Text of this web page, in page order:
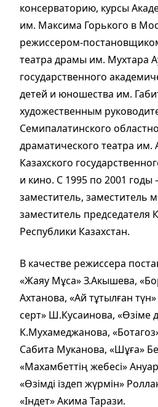
консерваторию, курсы
им. Максима Горького в
режиссером-
театра драмы им. Мухтара
государственного
детей и юношества им.
художественным
Семипалатинского
драматического театра им.
Казахского
и кино. С 1995 по 2001 годы
заместитель, заместитель
заместитель председателя
Республики Казахстан.
В качестве режиссера
«Жаяу Мұса» З.Акышева,
Ахтанова, «Ай тұтылған
серт» Ш.Кусаинова, «Өзіме
К.Мухамеджанова,
Сабита Муканова, «Шұға»
«Махамбеттің жебесі»
«Өзімді іздеп жүрмін»
«Індет» Акима Тарази.